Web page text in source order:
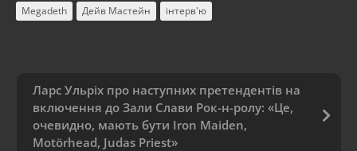
Megadeth
Дейв Мастейн інтерв'ю
Ларс Ульріх про наступних претендентів на
включення до Зали Слави Рок-н-ролу: «Це,
очевидно, мають бути Iron Maiden,
Motörhead, Judas Priest»